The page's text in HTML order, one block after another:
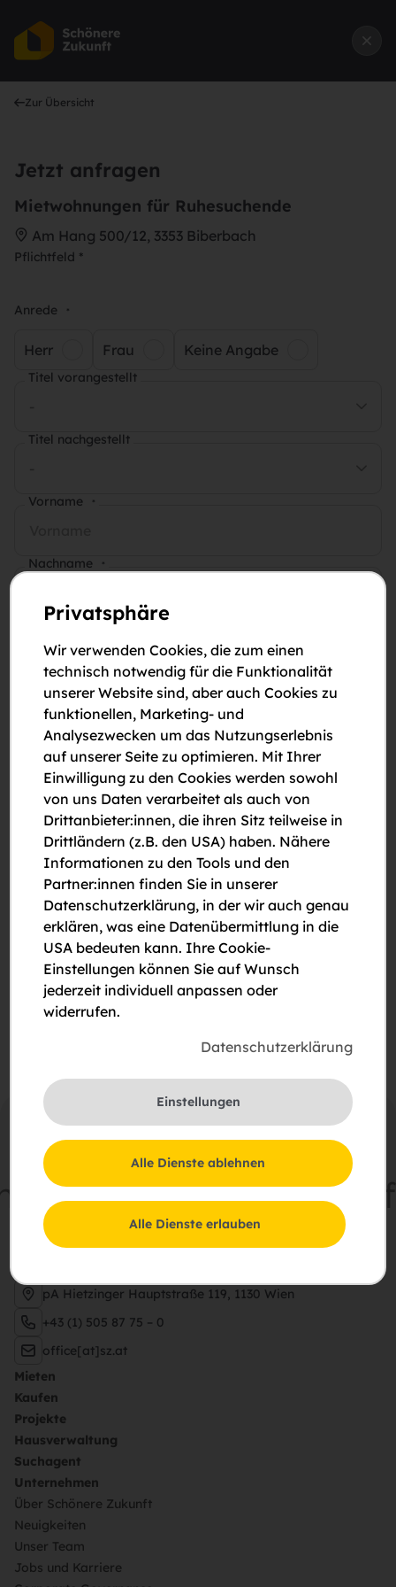
Zur Übersicht
Jetzt anfragen
Mietwohnungen für Ruhesuchende
Am Hang 500/12, 3353 Biberbach
Pflichtfeld *
Anrede *
Herr Frau Keine Angabe
Titel vorangestellt
Titel nachgestellt
Vorname *
Nachname *
E-Mail-Adresse
Telefonnummer *
Anmerkungen
Bitte um Rückruf
Bitte um eine Besichtigung
Ich stimme der Erklärung zum Datenschutz zu.
Zukunft
pA Hietzinger Hauptstraße 119, 1130 Wien
+43 (1) 505 87 75 – 0
office[at]sz.at
Mieten
Kaufen
Projekte
Hausverwaltung
Suchagent
Unternehmen
Über Schönere Zukunft
Neuigkeiten
Unser Team
Jobs und Karriere
Privatsphäre
Wir verwenden Cookies, die zum einen
technisch notwendig für die Funktionalität
unserer Website sind, aber auch Cookies zu
funktionellen, Marketing- und
Analysezwecken um das Nutzungserlebnis
auf unserer Seite zu optimieren. Mit Ihrer
Einwilligung zu den Cookies werden sowohl
von uns Daten verarbeitet als auch von
Drittanbieter:innen, die ihren Sitz teilweise in
Drittländern (z.B. den USA) haben. Nähere
Informationen zu den Tools und den
Partner:innen finden Sie in unserer
Datenschutzerklärung, in der wir auch genau
erklären, was eine Datenübermittlung in die
USA bedeuten kann. Ihre Cookie-
Einstellungen können Sie auf Wunsch
jederzeit individuell anpassen oder
widerrufen.
Datenschutzerklärung
Einstellungen
Alle Dienste ablehnen
Alle Dienste erlauben